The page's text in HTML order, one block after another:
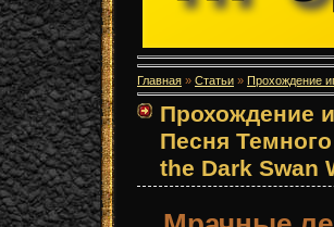
Главная » Статьи » Прохождение
Прохождение
Песня
the Dark Swan